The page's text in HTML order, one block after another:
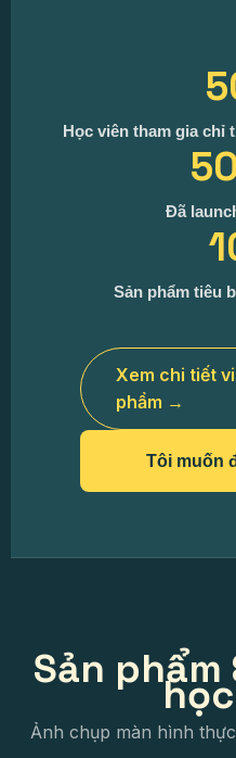
Học viên tham gia chỉ
Đã
Sản phẩm tiêu
Xem chi tiết
phẩm →
Tôi muốn
Sản phẩm
Ảnh chụp màn hình